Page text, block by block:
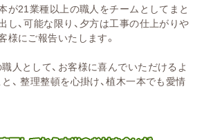
が21業種以上の職人をチームとしてまと
し、可能な限り、夕方は工事の仕上がりや
様にご報告いたします。
人として、お客様に喜んでいただけるよ
、 整理整頓を心掛け、植木一本でも愛情